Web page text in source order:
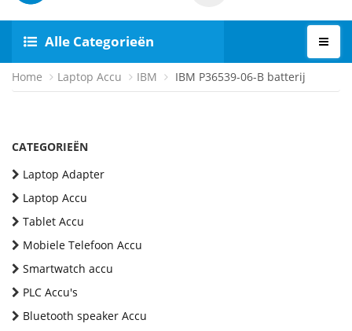
Alle Categorieën
Home Laptop Accu IBM IBM P36539-06-B batterij
CATEGORIEËN
Laptop Adapter
Laptop Accu
Tablet Accu
Mobiele Telefoon Accu
Smartwatch accu
PLC Accu's
Bluetooth speaker Accu